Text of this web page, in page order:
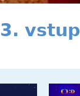
vstup